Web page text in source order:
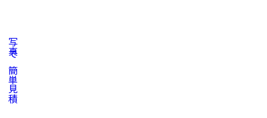
写真で簡単見積